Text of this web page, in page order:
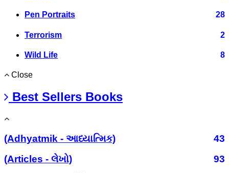
Pen Portraits 28
Terrorism 2
Wild Life 8
Close
Best Sellers Books
(Adhyatmik - આધ્યાત્મિક)
43
(Articles - લેખો)
93